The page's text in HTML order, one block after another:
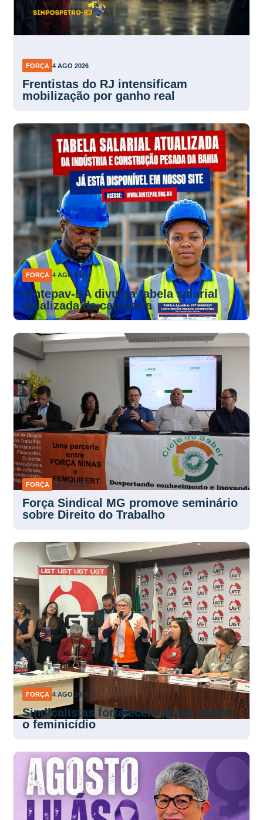
FORÇA 4 AGO 2026
Frentistas do RJ intensificam
mobilização por ganho real
FORÇA 4 AGO 2026
Sintepav-BA divulga tabela salarial
atualizada da categoria
FORÇA 4 AGO 2026
Força Sindical MG promove seminário
sobre Direito do Trabalho
FORÇA 4 AGO 2026
Sindicalistas fortalecem pacto contra
o feminicídio